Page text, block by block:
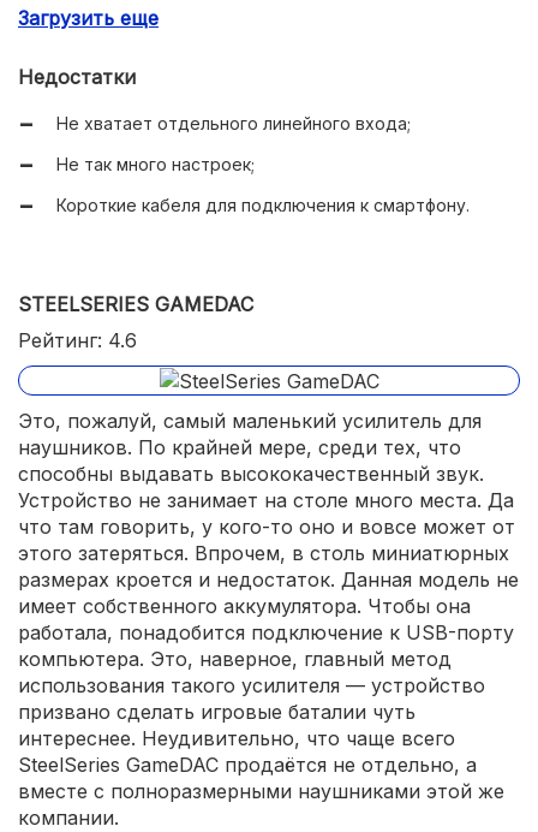
Работает от встроенного аккумулятора;
Загрузить еще
Недостатки
Не хватает отдельного линейного входа;
Не так много настроек;
Короткие кабеля для подключения к смартфону.
STEELSERIES GAMEDAC
Рейтинг: 4.6
Это, пожалуй, самый маленький усилитель для
наушников. По крайней мере, среди тех, что
способны выдавать высококачественный звук.
Устройство не занимает на столе много места. Да
что там говорить, у кого-то оно и вовсе может от
этого затеряться. Впрочем, в столь миниатюрных
размерах кроется и недостаток. Данная модель не
имеет собственного аккумулятора. Чтобы она
работала, понадобится подключение к USB-порту
компьютера. Это, наверное, главный метод
использования такого усилителя — устройство
призвано сделать игровые баталии чуть
интереснее. Неудивительно, что чаще всего
SteelSeries GameDAC продаётся не отдельно, а
вместе с полноразмерными наушниками этой же
компании.